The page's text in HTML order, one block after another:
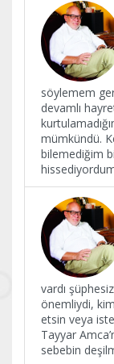
söylemem
devamlı
mümkündü.
bilemediğim
vardı
önemliydi,
etsin veya
Tayyar
sebebin